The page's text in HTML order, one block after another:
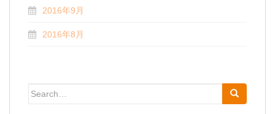
2016年9月
2016年8月
Search for: